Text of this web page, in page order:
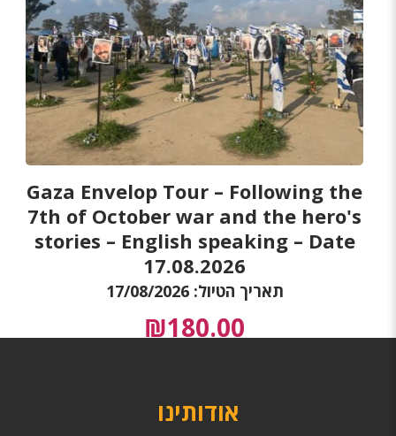
Gaza Envelop Tour – Following the
7th of October war and the hero's
stories – English speaking – Date
17.08.2026
תאריך הטיול: 17/08/2026
₪180.00
אודותינו